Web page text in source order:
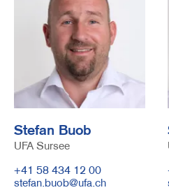
Stefan Buob
UFA Sursee
Telefonnummer
+41 58 434 12 00
E-
stefan.buob@ufa.ch